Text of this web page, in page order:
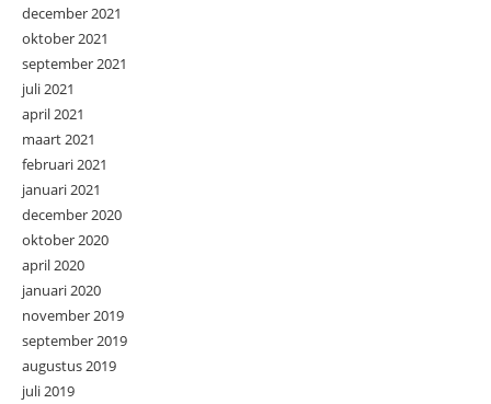
december 2021
oktober 2021
september 2021
juli 2021
april 2021
maart 2021
februari 2021
januari 2021
december 2020
oktober 2020
april 2020
januari 2020
november 2019
september 2019
augustus 2019
juli 2019